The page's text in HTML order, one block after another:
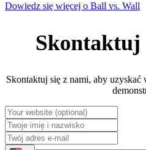
Dowiedz się więcej o Ball vs. Wall
Skontaktuj
Skontaktuj się z nami, aby